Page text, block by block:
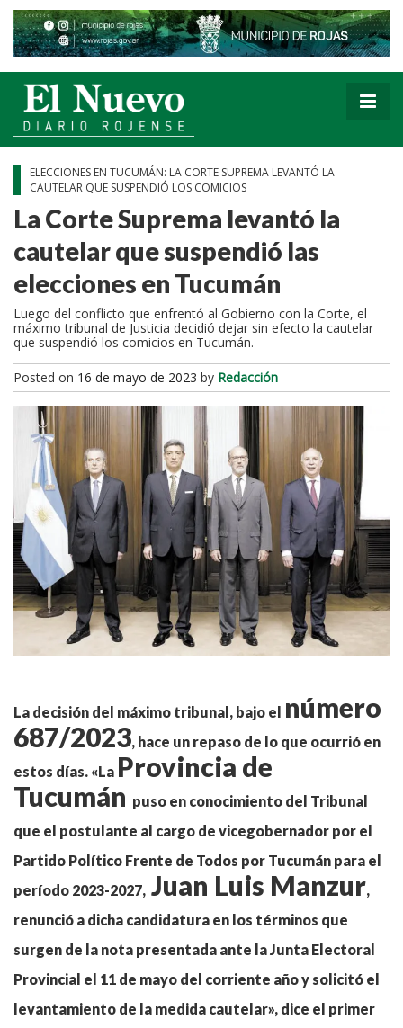
ELECCIONES EN TUCUMÁN: LA CORTE SUPREMA LEVANTÓ LA
CAUTELAR QUE SUSPENDIÓ LOS COMICIOS
La Corte Suprema levantó la
cautelar que suspendió las
elecciones en Tucumán
Luego del conflicto que enfrentó al Gobierno con la Corte, el
máximo tribunal de Justicia decidió dejar sin efecto la cautelar
que suspendió los comicios en Tucumán.
Posted on 16 de mayo de 2023 by Redacción
La decisión del máximo tribunal, bajo el número
687/2023, hace un repaso de lo que ocurrió en
estos días. «La Provincia de
Tucumán puso en conocimiento del Tribunal
que el postulante al cargo de vicegobernador por el
Partido Político Frente de Todos por Tucumán para el
período 2023-2027, Juan Luis Manzur,
renunció a dicha candidatura en los términos que
surgen de la nota presentada ante la Junta Electoral
Provincial el 11 de mayo del corriente año y solicitó el
levantamiento de la medida cautelar», dice el primer